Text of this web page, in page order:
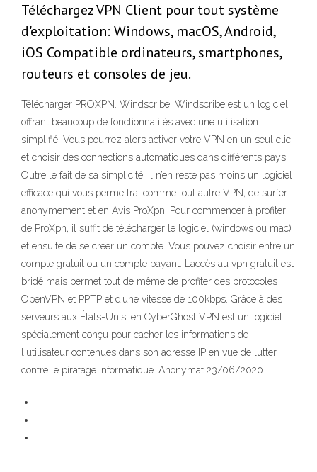
Téléchargez VPN Client pour tout système
d'exploitation: Windows, macOS, Android,
iOS Compatible ordinateurs, smartphones,
routeurs et consoles de jeu.
Télécharger PROXPN. Windscribe. Windscribe est un logiciel
offrant beaucoup de fonctionnalités avec une utilisation
simplifié. Vous pourrez alors activer votre VPN en un seul clic
et choisir des connections automatiques dans différents pays.
Outre le fait de sa simplicité, il n’en reste pas moins un logiciel
efficace qui vous permettra, comme tout autre VPN, de surfer
anonymement et en Avis ProXpn. Pour commencer à profiter
de ProXpn, il suffit de télécharger le logiciel (windows ou mac)
et ensuite de se créer un compte. Vous pouvez choisir entre un
compte gratuit ou un compte payant. L’accès au vpn gratuit est
bridé mais permet tout de même de profiter des protocoles
OpenVPN et PPTP et d’une vitesse de 100kbps. Grâce à des
serveurs aux États-Unis, en CyberGhost VPN est un logiciel
spécialement conçu pour cacher les informations de
l'utilisateur contenues dans son adresse IP en vue de lutter
contre le piratage informatique. Anonymat 23/06/2020